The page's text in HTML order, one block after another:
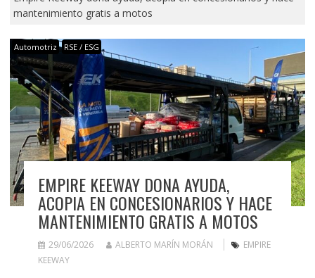
mantenimiento gratis a motos
Automotriz RSE / ESG
EMPIRE KEEWAY DONA AYUDA,
ACOPIA EN CONCESIONARIOS Y HACE
MANTENIMIENTO GRATIS A MOTOS
29/06/2026 ALBERTO MARÍN MORÁN
EMPIRE
KEEWAY